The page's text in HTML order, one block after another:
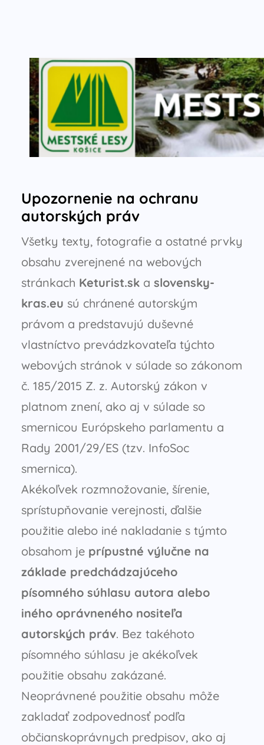
Upozornenie na ochranu
autorských práv
Všetky texty, fotografie a ostatné prvky
obsahu zverejnené na webových
stránkach Keturist.sk a slovensky-
kras.eu sú chránené autorským
právom a predstavujú duševné
vlastníctvo prevádzkovateľa týchto
webových stránok v súlade so zákonom
č. 185/2015 Z. z. Autorský zákon v
platnom znení, ako aj v súlade so
smernicou Európskeho parlamentu a
Rady 2001/29/ES (tzv. InfoSoc
smernica).
Akékoľvek rozmnožovanie, šírenie,
sprístupňovanie verejnosti, ďalšie
použitie alebo iné nakladanie s týmto
obsahom je prípustné výlučne na
základe predchádzajúceho
písomného súhlasu autora alebo
iného oprávneného nositeľa
autorských práv. Bez takéhoto
písomného súhlasu je akékoľvek
použitie obsahu zakázané.
Neoprávnené použitie obsahu môže
zakladať zodpovednosť podľa
občianskoprávnych predpisov, ako aj